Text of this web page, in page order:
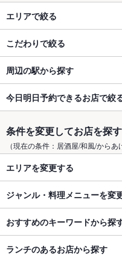
エリアで絞る
こだわりで絞る
周辺の駅から探す
今日明日予約できるお店で絞
条件を変更してお店を探す
（現在の条件：居酒屋/和風/からあ
エリアを変更する
ジャンル・料理メニューを変
おすすめのキーワードから探
ランチのあるお店から探す